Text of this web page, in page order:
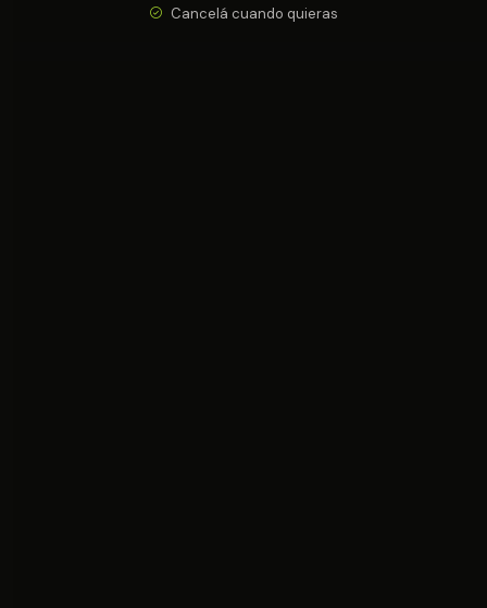
Cancelá cuando quieras